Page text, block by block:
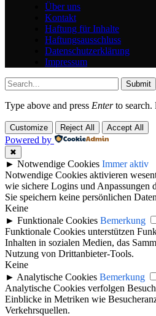
Über uns
Kontakt
Haftung für Inhalte
Haftungsausschluss
Datenschutzerklärung
Impressum
Submit
Type above and press Enterto search.
Customize Reject All Accept All
Powered by
✖
► Notwendige Cookies Immer aktiv
Notwendige Cookies aktivieren
wie sichere Logins und Anpassungen
Sie speichern keine persönlichen
Keine
► Funktionale Cookies Bemerkung
Funktionale Cookies unterstützen
Inhalten in sozialen Medien, das
Nutzung von Drittanbieter-Tools.
Keine
► Analytische Cookies Bemerkung
Analytische Cookies verfolgen
Einblicke in Metriken wie
Verkehrsquellen.